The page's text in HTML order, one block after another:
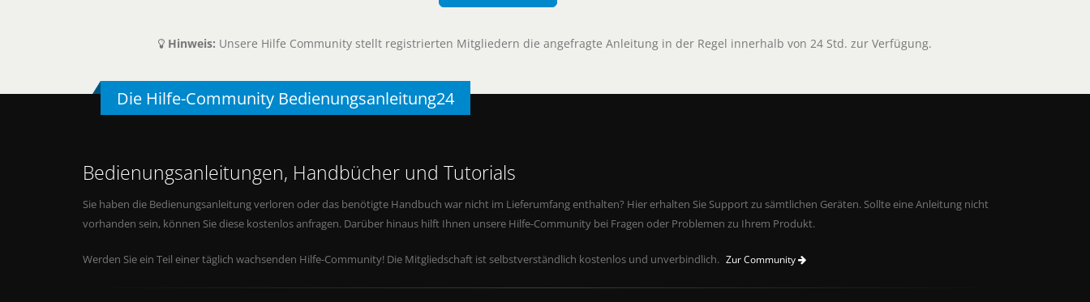
Hinweis: Unsere Hilfe Community stellt registrierten Mitgliedern die angefragte Anleitung in der Regel innerhalb von 24 Std. zur Verfügung.
Die Hilfe-Community Bedienungsanleitung24
Bedienungsanleitungen, Handbücher und Tutorials
Sie haben die Bedienungsanleitung verloren oder das benötigte Handbuch war nicht im Lieferumfang enthalten? Hier erhalten Sie Support zu sämtlichen Geräten. Sollte eine Anleitung nicht
vorhanden sein, können Sie diese kostenlos anfragen. Darüber hinaus hilft Ihnen unsere Hilfe-Community bei Fragen oder Problemen zu Ihrem Produkt.
Werden Sie ein Teil einer täglich wachsenden Hilfe-Community! Die Mitgliedschaft ist selbstverständlich kostenlos und unverbindlich. Zur Community